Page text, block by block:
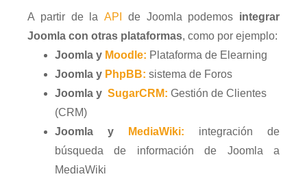
A partir de la API de Joomla podemos integrar
Joomla con otras plataformas, como por ejemplo:
Joomla y Moodle: Plataforma de Elearning
Joomla y PhpBB: sistema de Foros
Joomla y SugarCRM: Gestión de Clientes
(CRM)
Joomla y
MediaWiki: integración de
búsqueda de información de Joomla a
MediaWiki